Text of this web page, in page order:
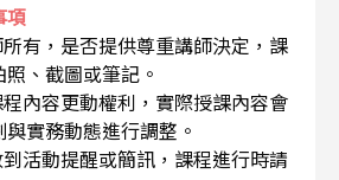
項
有，是否提供尊重講師決定，課
、截圖或筆記。
內容更動權利，實際授課內容會
實務動態進行調整。
活動提醒或簡訊，課程進行時請